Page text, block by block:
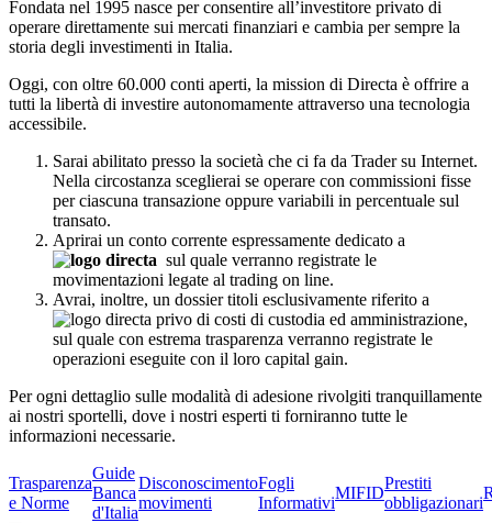
Fondata nel 1995 nasce per consentire all’investitore privato di
operare direttamente sui mercati finanziari e cambia per sempre la
storia degli investimenti in Italia.
Oggi, con oltre 60.000 conti aperti, la mission di Directa è offrire a
tutti la libertà di investire autonomamente attraverso una tecnologia
accessibile.
Sarai abilitato presso la società che ci fa da Trader su Internet.
Nella circostanza sceglierai se operare con commissioni fisse
per ciascuna transazione oppure variabili in percentuale sul
transato.
Aprirai un conto corrente espressamente dedicato a
sul quale verranno registrate le
movimentazioni legate al trading on line.
Avrai, inoltre, un dossier titoli esclusivamente riferito a
privo di costi di custodia ed amministrazione,
sul quale con estrema trasparenza verranno registrate le
operazioni eseguite con il loro capital gain.
Per ogni dettaglio sulle modalità di adesione rivolgiti tranquillamente
ai nostri sportelli, dove i nostri esperti ti forniranno tutte le
informazioni necessarie.
Trasparenza
e Norme
Guide
Banca
d'Italia
Disconoscimento
movimenti
Fogli
Informativi
MIFID
Prestiti
obbligazionari